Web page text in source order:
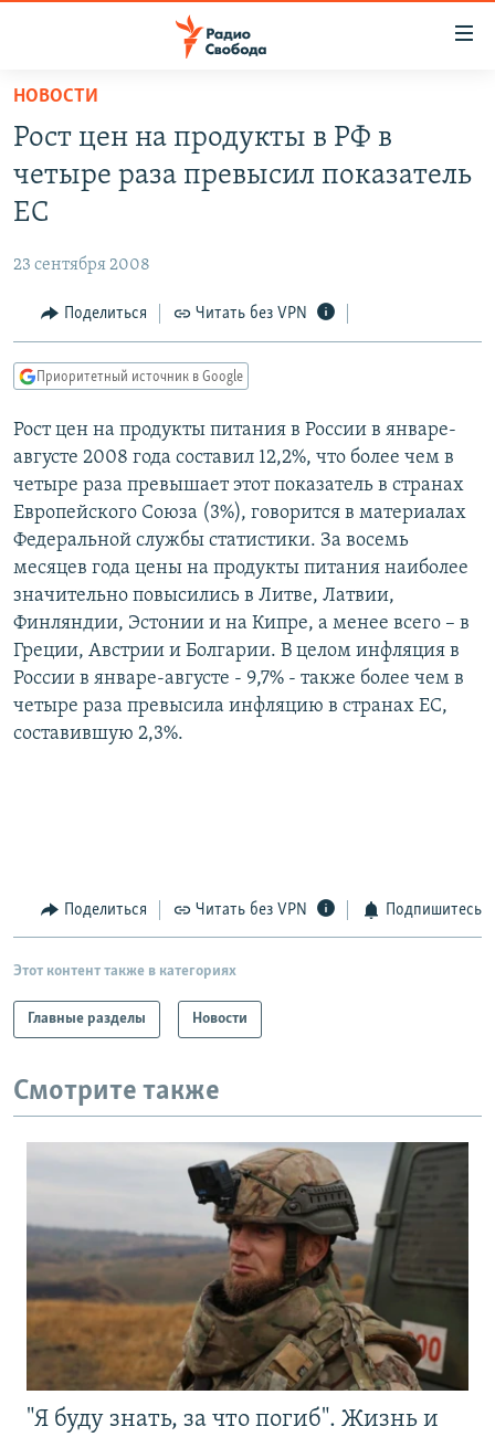
упрощенного
доступа
основному
Вернутся
Вернутся
поиску
ПОДКАСТЫ
АВТОРСКИЕ ПРОЕКТЫ
МНЕНИЯ
КУЛЬТУРА
КАВКАЗ.РЕАЛИИ
СЕВЕР.РЕАЛИИ
СИБИРЬ.РЕАЛИИ
РАСПИСАНИЕ ВЕЩАНИЯ
ПОДПИШИТЕСЬ НА РАССЫЛКУ
СОЦИАЛЬНЫЕ СЕТИ
НОВОСТИ
Рост цен на продукты в РФ в
четыре раза превысил показатель
ЕС
23 сентября 2008
Поделиться Читать без VPN
Приоритетный источник в Google
Рост цен на продукты питания в России в январе-
августе 2008 года составил 12,2%, что более чем в
четыре раза превышает этот показатель в странах
Европейского Союза (3%), говорится в материалах
Федеральной службы статистики. За восемь
месяцев года цены на продукты питания наиболее
значительно повысились в Литве, Латвии,
Финляндии, Эстонии и на Кипре, а менее всего – в
Греции, Австрии и Болгарии. В целом инфляция в
России в январе-августе - 9,7% - также более чем в
четыре раза превысила инфляцию в странах ЕС,
составившую 2,3%.
Поделиться Читать без VPN Подпишитесь
Этот контент также в категориях
Главные разделы Новости
Смотрите также
"Я буду знать, за что погиб". Жизнь и